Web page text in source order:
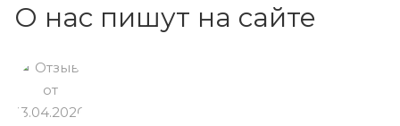
О нас пишут на сайте